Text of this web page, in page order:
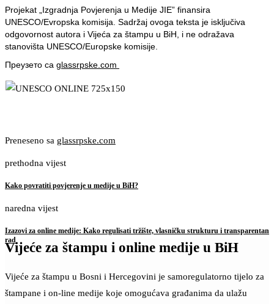
Projekat „Izgradnja Povjerenja u Medije JIE” finansira
UNESCO/Evropska komisija. Sadržaj ovoga teksta je isključiva
odgovornost autora i Vijeća za štampu u BiH, i ne odražava
stanovišta UNESCO/Europske komisije.
Преузето са glassrpske.com
Preneseno sa glassrpske.com
prethodna vijest
Kako povratiti povjerenje u medije u BiH?
naredna vijest
Izazovi za online medije: Kako regulisati tržište, vlasničku strukturu i transparentan
rad
Vijeće za štampu i online medije u BiH
Vijeće za štampu u Bosni i Hercegovini je samoregulatorno tijelo za
štampane i on-line medije koje omogućava građanima da ulažu